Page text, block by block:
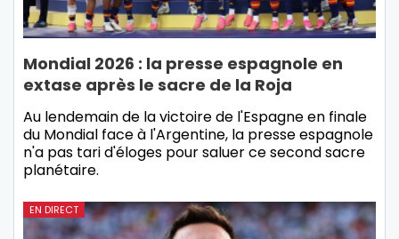
Mondial 2026 : la presse espagnole en
extase après le sacre de la Roja
Au lendemain de la victoire de l'Espagne en finale
du Mondial face à l'Argentine, la presse espagnole
n'a pas tari d'éloges pour saluer ce second sacre
planétaire.
EN DIRECT